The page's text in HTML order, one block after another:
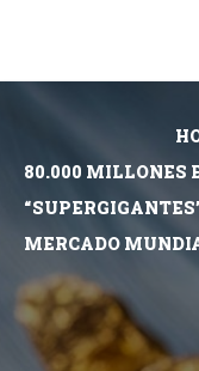
80.000 MILLONES
MERCADO